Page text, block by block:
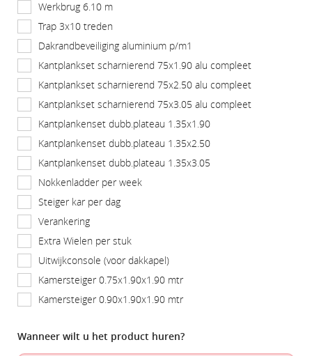
Werkbrug 6.10 m
Trap 3x10 treden
Dakrandbeveiliging aluminium p/m1
Kantplankset scharnierend 75x1.90 alu compleet
Kantplankset scharnierend 75x2.50 alu compleet
Kantplankset scharnierend 75x3.05 alu compleet
Kantplankenset dubb.plateau 1.35x1.90
Kantplankenset dubb.plateau 1.35x2.50
Kantplankenset dubb.plateau 1.35x3.05
Nokkenladder per week
Steiger kar per dag
Verankering
Extra Wielen per stuk
Uitwijkconsole (voor dakkapel)
Kamersteiger 0.75x1.90x1.90 mtr
Kamersteiger 0.90x1.90x1.90 mtr
Wanneer wilt u het product huren?